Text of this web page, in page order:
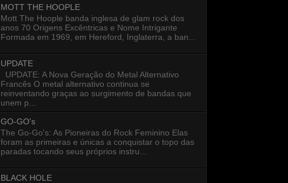
MOTT THE HOOPLE
Mott The Hoople banda inglesa de glam rock dos
anos 70 Origens Excêntricas e Nome Intrigante
Formada em 1969, em Hereford, Inglaterra, a ban...
UPDATE
UPDATE: A Nova Geração do Metal Alternativo
Francês O metal alternativo continua se
reinventando graças ao surgimento de bandas que
unem p...
GO-GO's
The Go-Go's: As Pioneiras do Rock Feminino Elas
foram as primeiras e únicas a conquistar o topo das
paradas tocando seus próprios instru...
BLACK HOLE